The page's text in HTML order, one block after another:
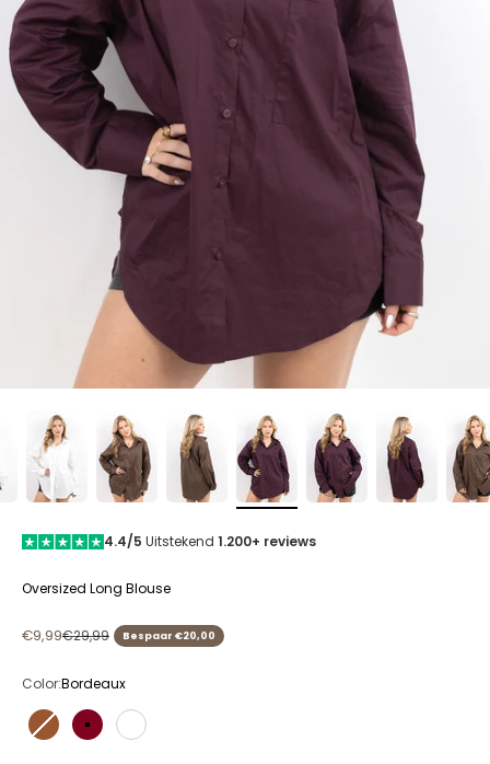
4.4/5 Uitstekend 1.200+ reviews
Oversized Long Blouse
Aanbiedingsprijs
€9,99Normale prijs
€29,99 Bespaar €20,00
Color:Bordeaux
Brown BordeauxWhite